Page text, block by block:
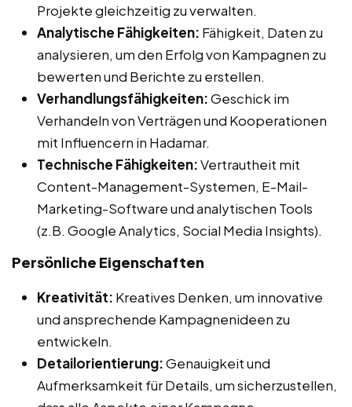
Projekte gleichzeitig zu verwalten.
Analytische Fähigkeiten: Fähigkeit, Daten zu
analysieren, um den Erfolg von Kampagnen zu
bewerten und Berichte zu erstellen.
Verhandlungsfähigkeiten:Geschick im
Verhandeln von Verträgen und Kooperationen
mit Influencern in Hadamar.
Technische Fähigkeiten:Vertrautheit mit
Content-Management-Systemen, E-Mail-
Marketing-Software und analytischen Tools
(z.B. Google Analytics, Social Media Insights).
Persönliche Eigenschaften
Kreativität: Kreatives Denken, um innovative
und ansprechende Kampagnenideen zu
entwickeln.
Detailorientierung:Genauigkeit und
Aufmerksamkeit für Details, um sicherzustellen,